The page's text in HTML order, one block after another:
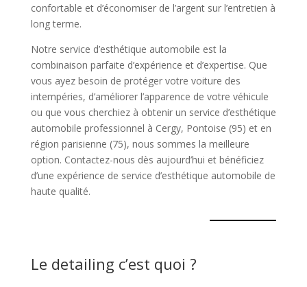
confortable et d’économiser de l’argent sur l’entretien à
long terme.
Notre service d’esthétique automobile est la
combinaison parfaite d’expérience et d’expertise. Que
vous ayez besoin de protéger votre voiture des
intempéries, d’améliorer l’apparence de votre véhicule
ou que vous cherchiez à obtenir un service d’esthétique
automobile professionnel à Cergy, Pontoise (95) et en
région parisienne (75), nous sommes la meilleure
option. Contactez-nous dès aujourd’hui et bénéficiez
d’une expérience de service d’esthétique automobile de
haute qualité.
Le detailing c’est quoi ?